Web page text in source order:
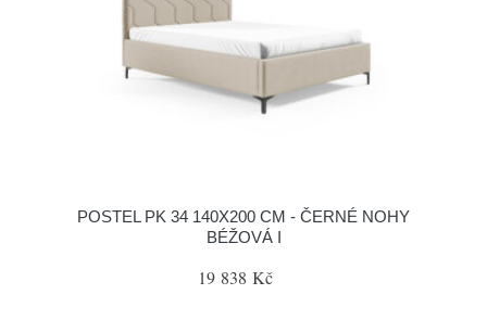
POSTEL PK 34 140X200 CM - ČERNÉ NOHY
BÉŽOVÁ I
19 838 Kč